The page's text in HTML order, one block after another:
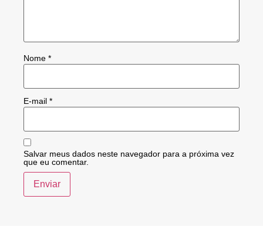
Nome *
E-mail *
Salvar meus dados neste navegador para a próxima vez
que eu comentar.